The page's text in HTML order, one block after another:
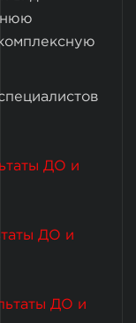
ДО и
ДО и
ДО и